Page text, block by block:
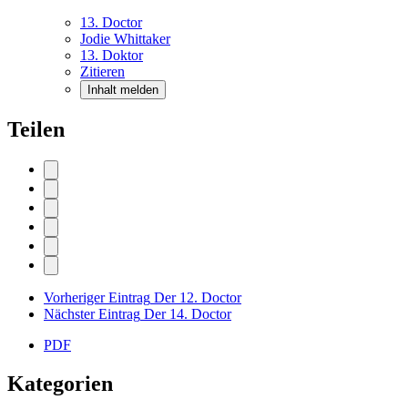
13. Doctor
Jodie Whittaker
13. Doktor
Zitieren
Inhalt melden
Teilen
Vorheriger Eintrag Der 12. Doctor
Nächster Eintrag Der 14. Doctor
PDF
Kategorien